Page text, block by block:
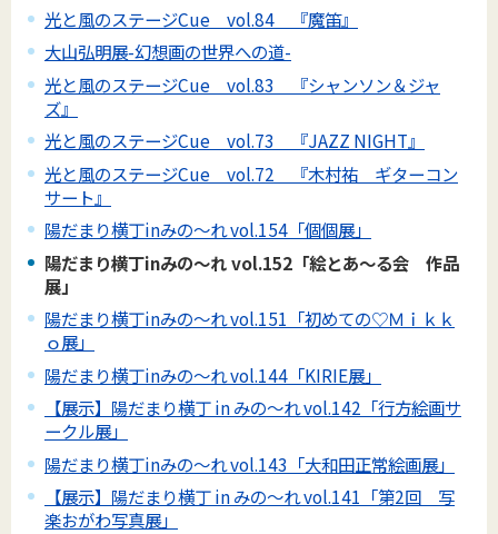
光と風のステージCue vol.84 『魔笛』
大山弘明展-幻想画の世界への道-
光と風のステージCue vol.83 『シャンソン＆ジャ
ズ』
光と風のステージCue vol.73 『JAZZ NIGHT』
光と風のステージCue vol.72 『木村祐 ギターコン
サート』
陽だまり横丁inみの～れ vol.154「個個展」
陽だまり横丁inみの～れ vol.152「絵とあ～る会 作品
展」
陽だまり横丁inみの～れ vol.151「初めての♡Ｍｉｋｋ
ｏ展」
陽だまり横丁inみの～れ vol.144「KIRIE展」
【展示】陽だまり横丁 in みの～れ vol.142「行方絵画サ
ークル展」
陽だまり横丁inみの～れ vol.143「大和田正常絵画展」
【展示】陽だまり横丁 in みの～れ vol.141「第2回 写
楽おがわ写真展」